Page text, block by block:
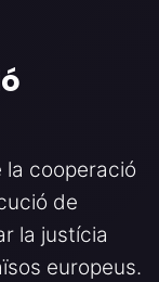
la cooperació
de
la justícia
europeus.